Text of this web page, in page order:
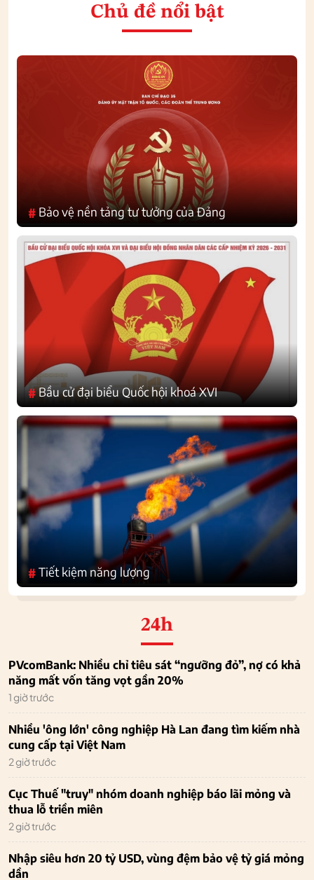
Chủ đề nổi bật
# Bảo vệ nền tảng tư tưởng của Đảng
#Bầu cử đại biểu Quốc hội khoá XVI
#Tiết kiệm năng lượng
24h
PVcomBank: Nhiều chỉ tiêu sát “ngưỡng đỏ”, nợ có khả
năng mất vốn tăng vọt gần 20%
1 giờ trước
Nhiều 'ông lớn' công nghiệp Hà Lan đang tìm kiếm nhà
cung cấp tại Việt Nam
2 giờ trước
Cục Thuế "truy" nhóm doanh nghiệp báo lãi mỏng và
thua lỗ triền miên
2 giờ trước
Nhập siêu hơn 20 tỷ USD, vùng đệm bảo vệ tỷ giá mỏng
dần